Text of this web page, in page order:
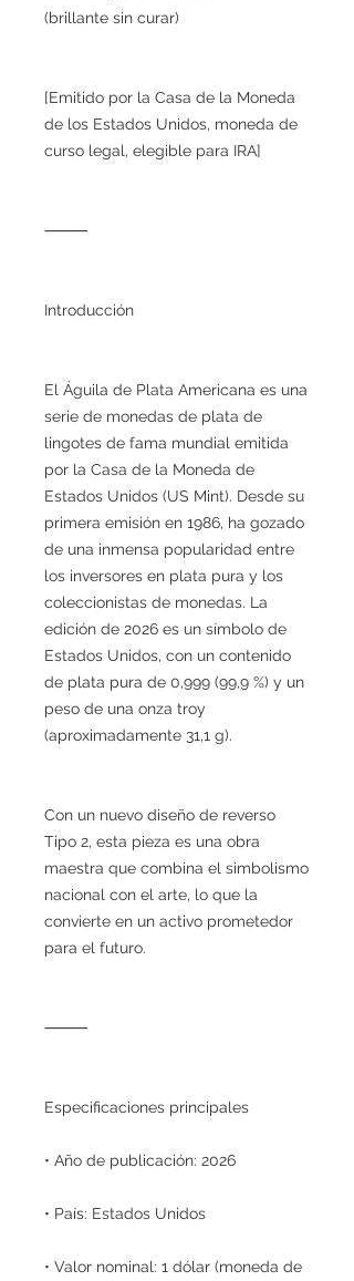
(brillante sin curar)
[Emitido por la Casa de la Moneda
de los Estados Unidos, moneda de
curso legal, elegible para IRA]
⸻
Introducción
El Águila de Plata Americana es una
serie de monedas de plata de
lingotes de fama mundial emitida
por la Casa de la Moneda de
Estados Unidos (US Mint). Desde su
primera emisión en 1986, ha gozado
de una inmensa popularidad entre
los inversores en plata pura y los
coleccionistas de monedas. La
edición de 2026 es un símbolo de
Estados Unidos, con un contenido
de plata pura de 0,999 (99,9 %) y un
peso de una onza troy
(aproximadamente 31,1 g).
Con un nuevo diseño de reverso
Tipo 2, esta pieza es una obra
maestra que combina el simbolismo
nacional con el arte, lo que la
convierte en un activo prometedor
para el futuro.
⸻
Especificaciones principales
• Año de publicación: 2026
• País: Estados Unidos
• Valor nominal: 1 dólar (moneda de